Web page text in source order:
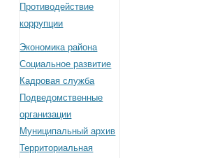
Противодействие
коррупции
Экономика района
Социальное развитие
Кадровая служба
Подведомственные
организации
Муниципальный архив
Территориальная